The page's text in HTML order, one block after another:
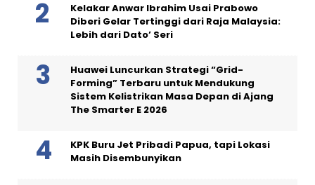
Kelakar Anwar Ibrahim Usai Prabowo
Diberi Gelar Tertinggi dari Raja Malaysia:
Lebih dari Dato’ Seri
Huawei Luncurkan Strategi “Grid-
Forming” Terbaru untuk Mendukung
Sistem Kelistrikan Masa Depan di Ajang
The Smarter E 2026
KPK Buru Jet Pribadi Papua, tapi Lokasi
Masih Disembunyikan